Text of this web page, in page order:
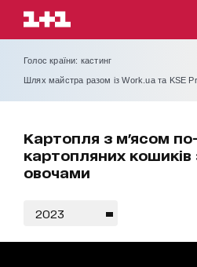
Голос країни: кастинг
Шлях майстра разом із Work.ua та KSE
Картопля з м'ясом
картопляних кошиків
овочами
2023